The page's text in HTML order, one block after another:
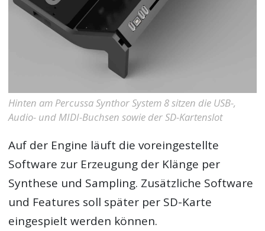
Hinten am Percussa Synthor System 8 sitzen die USB-,
Audio- und MIDI-Buchsen sowie der SD-Kartenslot
Auf der Engine läuft die voreingestellte
Software zur Erzeugung der Klänge per
Synthese und Sampling. Zusätzliche Software
und Features soll später per SD-Karte
eingespielt werden können.